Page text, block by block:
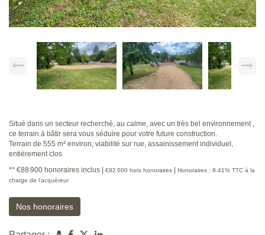
Situé dans un secteur recherché, au calme, avec un très bel environnement ,
ce terrain à bâtir sera vous séduire pour votre future construction.
Terrain de 555 m² environ, viabilité sur rue, assainissement individuel,
entièrement clos
** €88 900 honoraires inclus €82 000 hors honoraires
Honoraires : 8.41% TTC à la
charge de l'acquéreur
Nos honoraires